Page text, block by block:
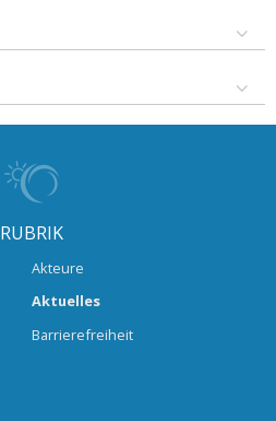
RUBRIK
Akteure
Aktuelles
Barrierefreiheit